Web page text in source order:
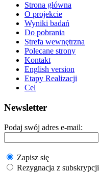
Strona główna
O projekcie
Wyniki badań
Do pobrania
Strefa wewnętrzna
Polecane strony
Kontakt
English version
Etapy Realizacji
Cel
Newsletter
Podaj swój adres e-mail:
Zapisz się
Rezygnacja z subskrypcji